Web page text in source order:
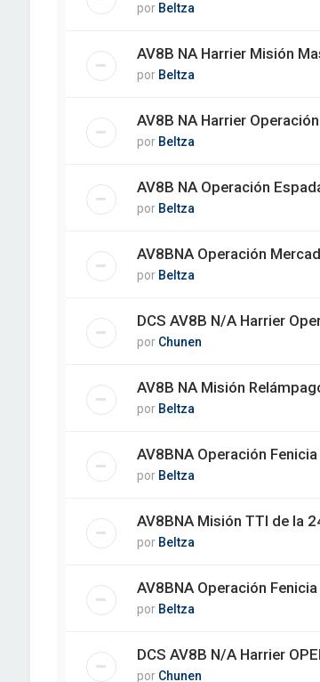
por Beltza
AV8B NA Harrier Misión
por Beltza
AV8B NA Harrier
por Beltza
AV8B NA Operación
por Beltza
AV8BNA Operación
por Beltza
DCS AV8B N/A Harrier
por Chunen
AV8B NA Misión
por Beltza
AV8BNA Operación
por Beltza
AV8BNA Misión TTI de la
por Beltza
AV8BNA Operación
por Beltza
DCS AV8B N/A Harrier
por Chunen